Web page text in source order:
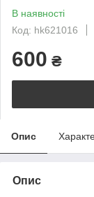
В наявності
Код: hk621016
600 ₴
Опис
Опис